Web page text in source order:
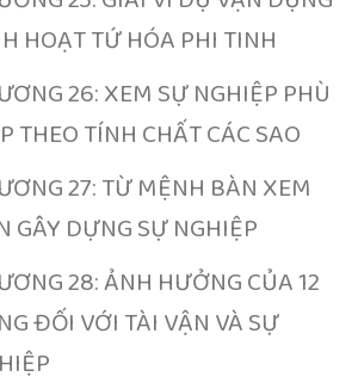
HOẠT TỨ HÓA PHI TINH
26: XEM SỰ NGHIỆP PHÙ
THEO TÍNH CHẤT CÁC SAO
27: TỪ MỆNH BÀN XEM
GÂY DỰNG SỰ NGHIỆP
28: ẢNH HƯỞNG CỦA 12
ĐỐI VỚI TÀI VẬN VÀ SỰ